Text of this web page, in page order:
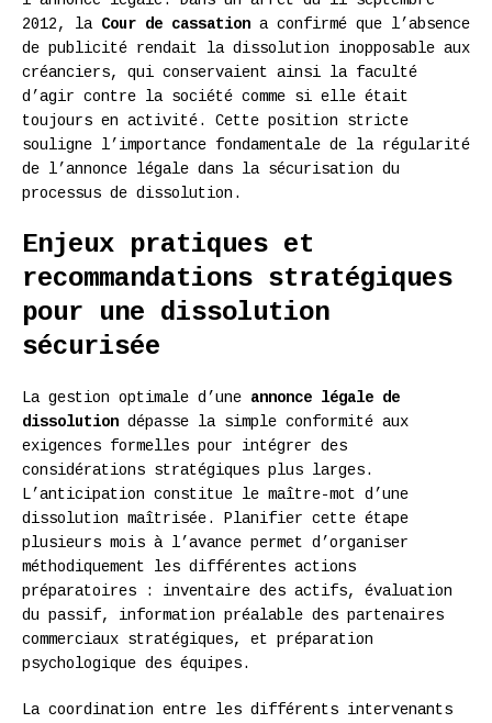
2012, la Cour de cassation a confirmé que l’absence
de publicité rendait la dissolution inopposable aux
créanciers, qui conservaient ainsi la faculté
d’agir contre la société comme si elle était
toujours en activité. Cette position stricte
souligne l’importance fondamentale de la régularité
de l’annonce légale dans la sécurisation du
processus de dissolution.
Enjeux pratiques et
recommandations stratégiques
pour une dissolution
sécurisée
La gestion optimale d’une annonce légale de
dissolution dépasse la simple conformité aux
exigences formelles pour intégrer des
considérations stratégiques plus larges.
L’anticipation constitue le maître-mot d’une
dissolution maîtrisée. Planifier cette étape
plusieurs mois à l’avance permet d’organiser
méthodiquement les différentes actions
préparatoires : inventaire des actifs, évaluation
du passif, information préalable des partenaires
commerciaux stratégiques, et préparation
psychologique des équipes.
La coordination entre les différents intervenants